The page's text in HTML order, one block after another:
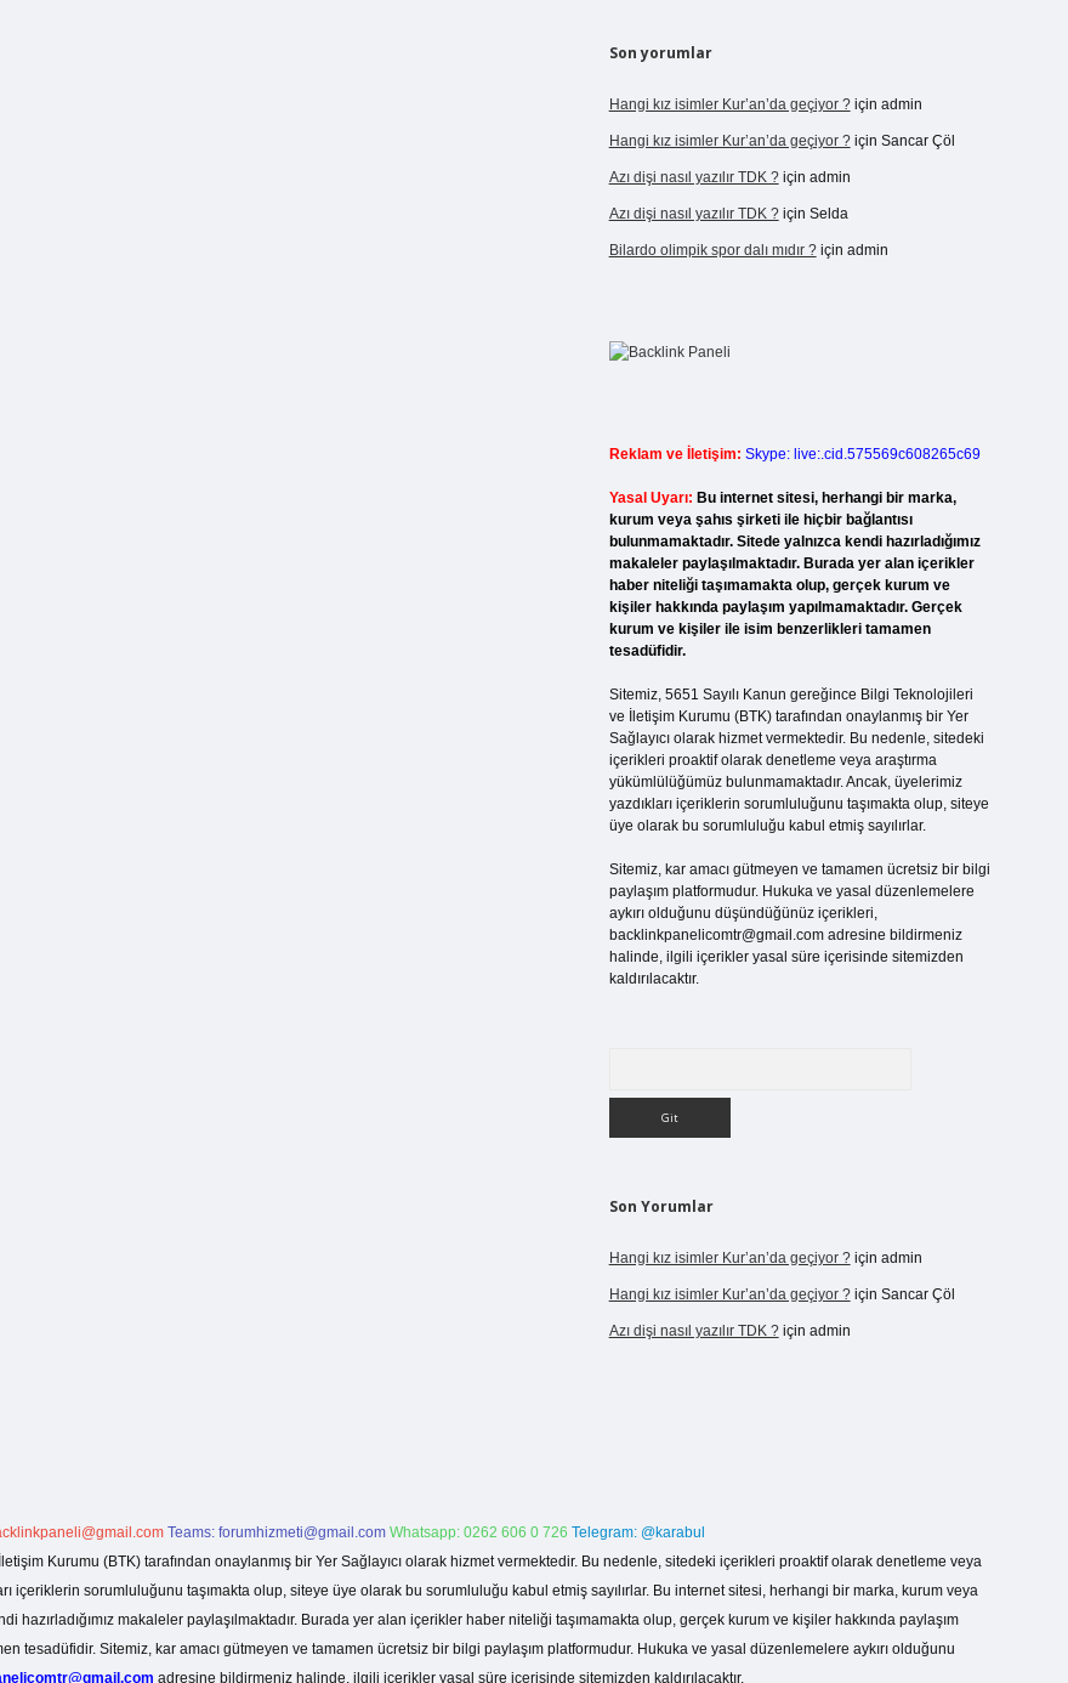
Son yorumlar
Hangi kız isimler Kur’an’da geçiyor ?için admin
Hangi kız isimler Kur’an’da geçiyor ?için Sancar Çöl
Azı dişi nasıl yazılır TDK ?için admin
Azı dişi nasıl yazılır TDK ?için Selda
Bilardo olimpik spor dalı mıdır ?için admin
Reklam ve İletişim: Skype: live:.cid.575569c608265c69
Yasal Uyarı: Bu internet sitesi, herhangi bir marka,
kurum veya şahıs şirketi ile hiçbir bağlantısı
bulunmamaktadır. Sitede yalnızca kendi hazırladığımız
makaleler paylaşılmaktadır. Burada yer alan içerikler
haber niteliği taşımamakta olup, gerçek kurum ve
kişiler hakkında paylaşım yapılmamaktadır. Gerçek
kurum ve kişiler ile isim benzerlikleri tamamen
tesadüfidir.
Sitemiz, 5651 Sayılı Kanun gereğince Bilgi Teknolojileri
ve İletişim Kurumu (BTK) tarafından onaylanmış bir Yer
Sağlayıcı olarak hizmet vermektedir. Bu nedenle, sitedeki
içerikleri proaktif olarak denetleme veya araştırma
yükümlülüğümüz bulunmamaktadır. Ancak, üyelerimiz
yazdıkları içeriklerin sorumluluğunu taşımakta olup, siteye
üye olarak bu sorumluluğu kabul etmiş sayılırlar.
Sitemiz, kar amacı gütmeyen ve tamamen ücretsiz bir bilgi
paylaşım platformudur. Hukuka ve yasal düzenlemelere
aykırı olduğunu düşündüğünüz içerikleri,
backlinkpanelicomtr@gmail.comadresine bildirmeniz
halinde, ilgili içerikler yasal süre içerisinde sitemizden
kaldırılacaktır.
Son Yorumlar
Hangi kız isimler Kur’an’da geçiyor ?için admin
Hangi kız isimler Kur’an’da geçiyor ?için Sancar Çöl
Azı dişi nasıl yazılır TDK ?için admin
Teams: forumhizmeti@gmail.com Whatsapp: 0262 606 0 726 Telegram: @karabul
Kurumu (BTK) tarafından onaylanmış bir Yer Sağlayıcı olarak hizmet vermektedir. Bu nedenle, sitedeki içerikleri proaktif olarak denetleme veya
içeriklerin sorumluluğunu taşımakta olup, siteye üye olarak bu sorumluluğu kabul etmiş sayılırlar. Bu internet sitesi, herhangi bir marka, kurum veya
hazırladığımız makaleler paylaşılmaktadır. Burada yer alan içerikler haber niteliği taşımamakta olup, gerçek kurum ve kişiler hakkında paylaşım
tesadüfidir. Sitemiz, kar amacı gütmeyen ve tamamen ücretsiz bir bilgi paylaşım platformudur. Hukuka ve yasal düzenlemelere aykırı olduğunu
adresine bildirmeniz halinde, ilgili içerikler yasal süre içerisinde sitemizden kaldırılacaktır.